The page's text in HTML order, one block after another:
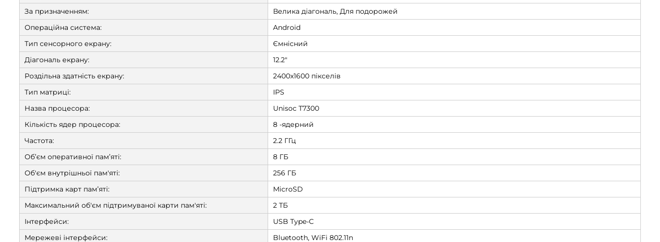
За призначенням:
Велика діагональ, Для подорожей
Операційна система:
Android
Тип сенсорного екрану:
Ємнісний
Діагональ екрану:
12.2"
Роздільна здатність екрану:
2400x1600 пікселів
Тип матриці:
IPS
Назва процесора:
Unisoc T7300
Кількість ядер процесора:
8 -ядерний
Частота:
2.2 ГГц
Об’єм оперативної пам’яті:
8 ГБ
Об'єм внутрішньої пам'яті:
256 ГБ
Підтримка карт пам’яті:
MicroSD
Максимальний об'єм підтримуваної карти пам'яті:
2 ТБ
Інтерфейси:
USB Type-C
Мережеві інтерфейси:
Bluetooth, WiFi 802.11n